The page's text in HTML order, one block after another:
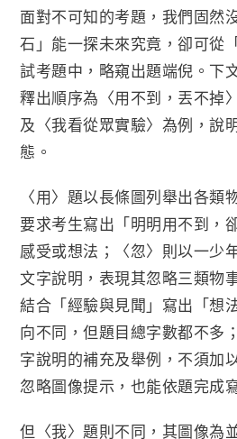
b
o
o
k
t
e
r
k
t
面對不可知的考題，我們固然
石」能一探未來究竟，卻可從
試考題中，略窺出題端倪。下
釋出順序為〈用不到，丟不掉
及〈我看從眾實驗〉為例，說
態。
〈用〉題以長條圖列舉出各類
要求考生寫出「明明用不到，
感受或想法；〈忽〉則以一少
文字說明，表現其忽略三類物
結合「經驗與見聞」寫出「想
向不同，但題目總字數都不多
字說明的補充及舉例，不須加
忽略圖像提示，也能依題完成
但〈我〉題則不同，其圖像為